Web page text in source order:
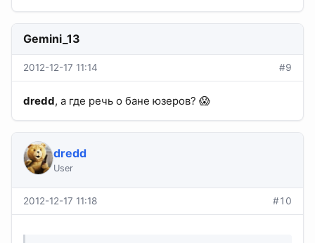
Gemini_13
2012-12-17 11:14 #9
dredd, а где речь о бане юзеров? 😱
dredd
User
2012-12-17 11:18 #10